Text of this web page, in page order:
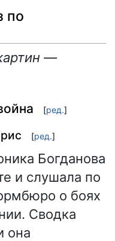
по
—
[ред.]
[ред.]
Богданова
и слушала по
о боях
Сводка
она